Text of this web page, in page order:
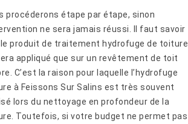
procéderons étape par étape, sinon
ne sera jamais réussi. Il faut savoir
produit de traitement hydrofuge de toiture
appliqué que sur un revêtement de toit
C’est la raison pour laquelle l’hydrofuge
à Feissons Sur Salins est très souvent
lors du nettoyage en profondeur de la
Toutefois, si votre budget ne permet pas